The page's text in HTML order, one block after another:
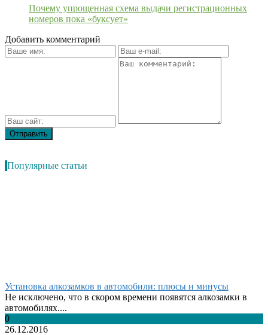
Почему упрощенная схема выдачи регистрационных
номеров пока «буксует»
Добавить комментарий
Популярные статьи
Установка алкозамков в автомобили: плюсы и минусы
Не исключено, что в скором времени появятся алкозамки в
автомобилях....
0
26.12.2016